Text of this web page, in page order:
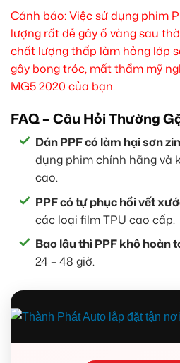
Cảnh báo: Việc sử dụng phim
lượng rất dễ gây ố vàng sau
chất lượng thấp làm hỏng lớp
gây bong tróc, mất thẩm mỹ
MG5 2020 của bạn.
FAQ – Câu Hỏi Thường
Dán PPF có làm hại sơn
dụng phim chính hãng và
cao.
PPF có tự phục hồi vết
các loại film TPU cao cấp.
Bao lâu thì PPF khô hoàn
24 – 48 giờ.